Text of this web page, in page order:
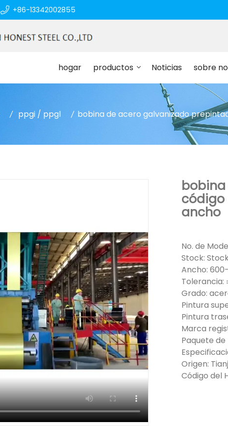
+86-13342002855
hogar productos Noticias sobre
ppgi / ppgl bobina de acero galvanizado
código
ancho
No. de
Stock:
Ancho:
Tolerancia:
Grado:
Pintura
Pintura
Marca
Paquete
Origen:
Código del